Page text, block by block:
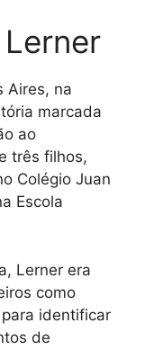
Aires, na
marcada
ao
três filhos,
Colégio Juan
Escola
Lerner era
como
para identificar
de